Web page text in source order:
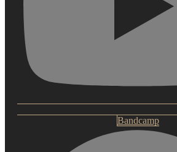
Bandcamp